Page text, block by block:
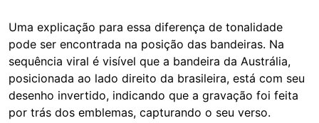
Uma explicação para essa diferença de tonalidade
pode ser encontrada na posição das bandeiras. Na
sequência viral é visível que a bandeira da Austrália,
posicionada ao lado direito da brasileira, está com seu
desenho invertido, indicando que a gravação foi feita
por trás dos emblemas, capturando o seu verso.